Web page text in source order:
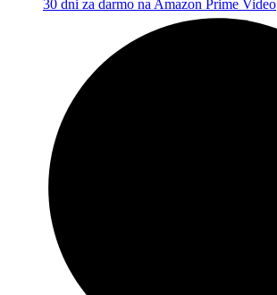
30 dni za darmo na Amazon Prime Video